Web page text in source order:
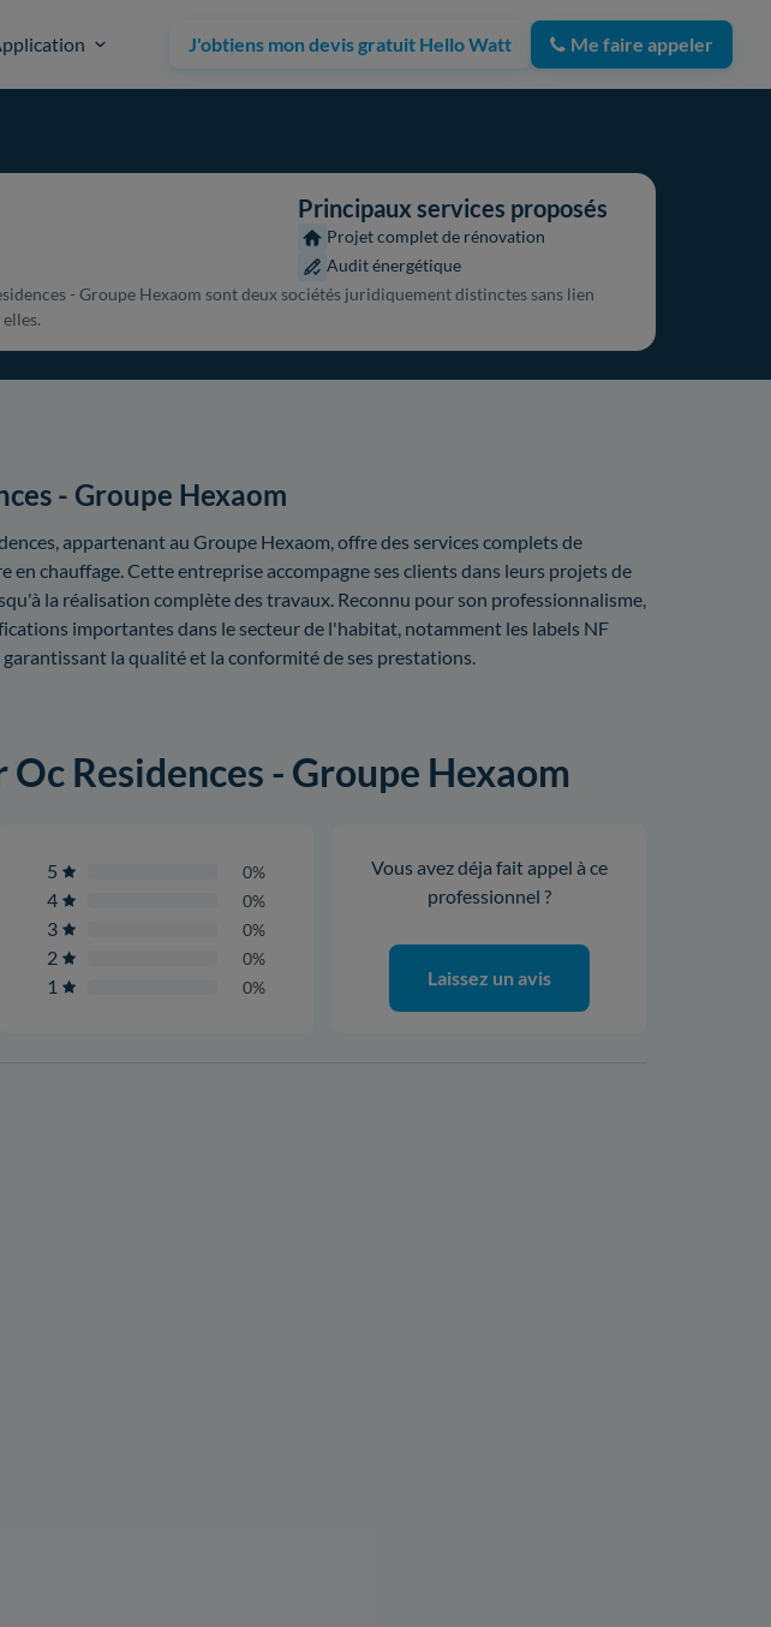
J'obtiens mon devis gratuit Hello Watt Me faire appeler
Principaux services proposés
Projet complet de rénovation
Audit énergétique
- Groupe Hexaom sont deux sociétés juridiquement distinctes sans lien
- Groupe Hexaom
appartenant au Groupe Hexaom, offre des services complets de
chauffage. Cette entreprise accompagne ses clients dans leurs projets de
la réalisation complète des travaux. Reconnu pour son professionnalisme,
importantes dans le secteur de l'habitat, notamment les labels NF
la qualité et la conformité de ses prestations.
Oc Residences - Groupe Hexaom
5 0%
4 0%
3 0%
2 0%
1 0%
Vous avez déja fait appel à ce
professionnel ?
Laissez un avis